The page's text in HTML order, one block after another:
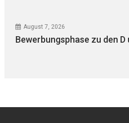
August 7, 2026
Bewerbungsphase zu den